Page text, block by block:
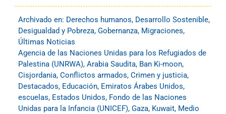
Archivado en: Derechos humanos, Desarrollo Sostenible,
Desigualdad y Pobreza, Gobernanza, Migraciones,
Últimas Noticias
Agencia de las Naciones Unidas para los Refugiados de
Palestina (UNRWA), Arabia Saudita, Ban Ki-moon,
Cisjordania, Conflictos armados, Crimen y justicia,
Destacados, Educación, Emiratos Árabes Unidos,
escuelas, Estados Unidos, Fondo de las Naciones
Unidas para la Infancia (UNICEF), Gaza, Kuwait, Medio